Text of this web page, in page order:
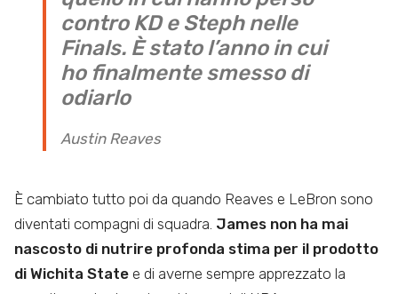
contro KD e Steph nelle
Finals. È stato l’anno in cui
ho finalmente smesso di
odiarlo
Austin Reaves
È cambiato tutto poi da quando Reaves e LeBron sono
diventati compagni di squadra. James non ha mai
nascosto di nutrire profonda stima per il prodotto
di Wichita State e di averne sempre apprezzato la